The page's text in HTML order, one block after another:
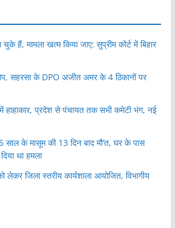
हैं, मामला खत्म किया जाए: सुप्रीम कोर्ट में बिहार
सहरसा के DPO अजीत अमर के 4 ठिकानों पर
में हाहाकार, प्रदेश से पंचायत तक सभी कमेटी भंग, नई
के मासूम की 13 दिन बाद मौ’त, घर के पास
था हमला
लेकर जिला स्तरीय कार्यशाला आयोजित, विभागीय